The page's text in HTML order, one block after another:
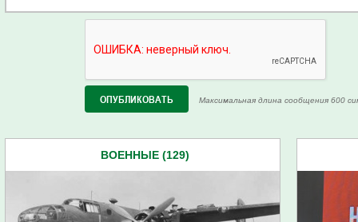
Максимальная длина сообщения 600
ВОЕННЫЕ (129)